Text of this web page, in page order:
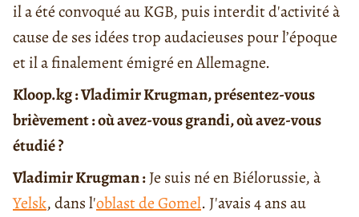
il a été convoqué au KGB, puis interdit d'activité à
cause de ses idées trop audacieuses pour l’époque
et il a finalement émigré en Allemagne.
Kloop.kg : Vladimir Krugman, présentez-vous
brièvement : où avez-vous grandi, où avez-vous
étudié ?
Vladimir Krugman :Je suis né en Biélorussie, à
Yelsk, dans l'oblast de Gomel. J'avais 4 ans au